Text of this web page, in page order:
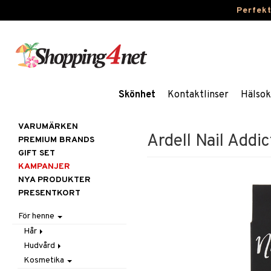
Skönhet Kontaktlinser
Ardell Nail
VARUMÄRKEN
PREMIUM BRANDS
GIFT SET
KAMPANJER
NYA PRODUKTER
PRESENTKORT
För henne
Hår
Accessoarer
Balsam
Hudvård
Ansiktscremer
Kosmetika